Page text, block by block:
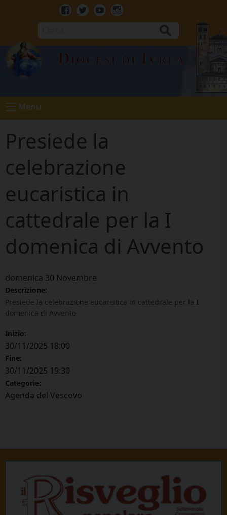
Facebook
TwitterYoutubeInstagram
Diocesi di Ivrea
Menu
Presiede la
celebrazione
eucaristica in
cattedrale per la I
domenica di Avvento
domenica 30 Novembre
Descrizione:
Presiede la celebrazione eucaristica in cattedrale per la I
domenica di Avvento
Inizio:
30/11/2025 18:00
Fine:
30/11/2025 19:30
Categorie:
Agenda del Vescovo